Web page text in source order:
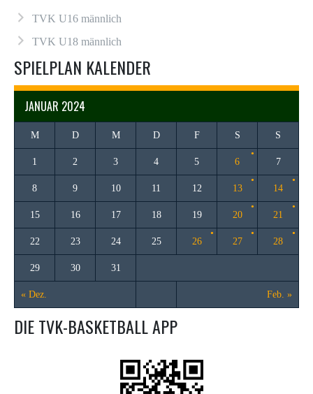
TVK U16 männlich
TVK U18 männlich
SPIELPLAN KALENDER
JANUAR 2024
M D M D F S S
« Dez. Feb. »
1 2 3 4 5 6 7
8 9 10 11 12 13 14
15 16 17 18 19 20 21
22 23 24 25 26 27 28
29 30 31
DIE TVK-BASKETBALL APP